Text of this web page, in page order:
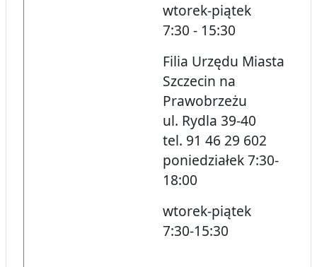
wtorek-piątek
7:30 - 15:30
Filia Urzędu Miasta
Szczecin na
Prawobrzeżu
ul. Rydla 39-40
tel. 91 46 29 602
poniedziałek 7:30-
18:00
wtorek-piątek
7:30-15:30